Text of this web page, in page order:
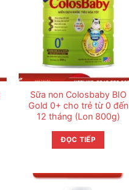
Sữa non Colosbaby BIO
Gold 0+ cho trẻ từ 0 đến
12 tháng (Lon 800g)
ĐỌC TIẾP